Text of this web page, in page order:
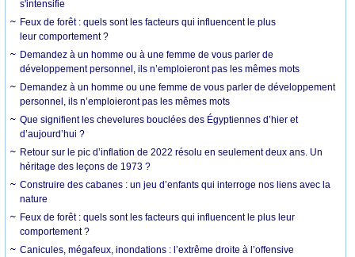
s'intensifie
Feux de forêt : quels sont les facteurs qui influencent le plus
leur comportement ?
Demandez à un homme ou à une femme de vous parler de
développement personnel, ils n’emploieront pas les mêmes mots
Demandez à un homme ou une femme de vous parler de développement
personnel, ils n’emploieront pas les mêmes mots
Que signifient les chevelures bouclées des Égyptiennes d’hier et
d’aujourd’hui ?
Retour sur le pic d’inflation de 2022 résolu en seulement deux ans. Un
héritage des leçons de 1973 ?
Construire des cabanes : un jeu d’enfants qui interroge nos liens avec la
nature
Feux de forêt : quels sont les facteurs qui influencent le plus leur
comportement ?
Canicules, mégafeux, inondations : l’extrême droite à l’offensive